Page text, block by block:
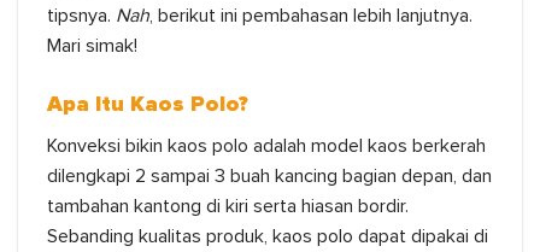
tipsnya. Nah, berikut ini pembahasan lebih lanjutnya.
Mari simak!
Apa Itu Kaos Polo?
Konveksi bikin kaos polo adalah model kaos berkerah
dilengkapi 2 sampai 3 buah kancing bagian depan, dan
tambahan kantong di kiri serta hiasan bordir.
Sebanding kualitas produk, kaos polo dapat dipakai di